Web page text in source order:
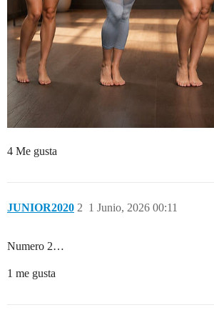
4 Me gusta
JUNIOR2020 1 Junio, 2026 00:11
2
Numero 2…
1 me gusta